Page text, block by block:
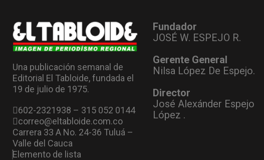
Una publicación semanal de
Editorial El Tabloide, fundada el
19 de julio de 1975.
602-2321938 – 315 052 0144
correo@eltabloide.com.co
Carrera 33 A No. 24-36 Tuluá –
Valle del Cauca
Elemento de lista
Fundador
JOSÉ W. ESPEJO R.
Gerente General
Nilsa López De Espejo.
Director
José Alexánder Espejo
López .